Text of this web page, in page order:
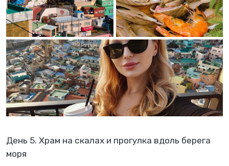
День 5. Храм на скалах и прогулка вдоль берега
моря